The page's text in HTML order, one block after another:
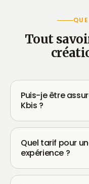
Tout
Puis-je être
Kbis ?
Quel tarif pour
expérience ?